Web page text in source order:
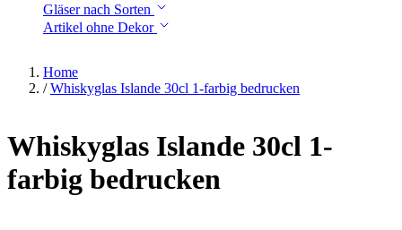
Gläser nach Sorten
Artikel ohne Dekor
Home
/ Whiskyglas Islande 30cl 1-farbig bedrucken
Whiskyglas Islande 30cl 1-
farbig bedrucken